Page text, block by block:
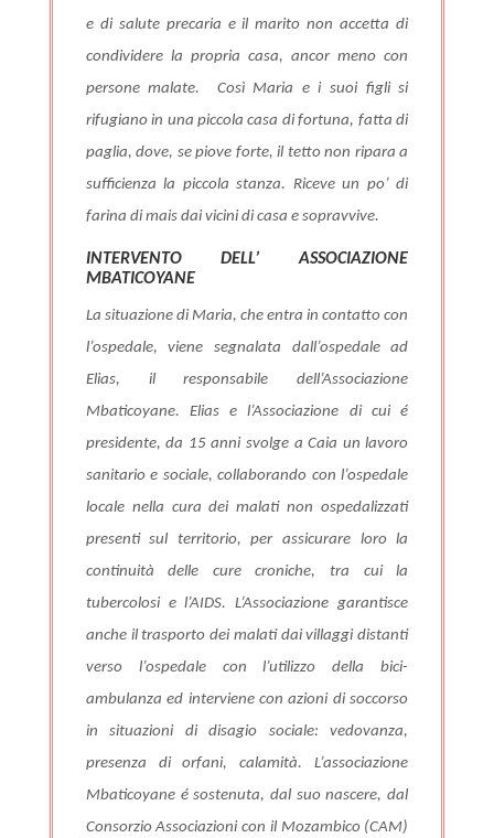
e di salute precaria e il marito non accetta di
condividere la propria casa, ancor meno con
persone malate. Così Maria e i suoi figli si
rifugiano in una piccola casa di fortuna, fatta di
paglia, dove, se piove forte, il tetto non ripara a
sufficienza la piccola stanza. Riceve un po’ di
farina di mais dai vicini di casa e sopravvive.
INTERVENTO DELL’ ASSOCIAZIONE
MBATICOYANE
La situazione di Maria, che entra in contatto con
l’ospedale, viene segnalata dall’ospedale ad
Elias, il responsabile dell’Associazione
Mbaticoyane.Elias e l’Associazione di cui é
presidente, da 15 anni svolge a Caia un lavoro
sanitario e sociale, collaborando con l’ospedale
locale nella cura dei malati non ospedalizzati
presenti sul territorio, per assicurare loro la
continuità delle cure croniche, tra cui la
tubercolosi e l’AIDS.L’Associazione garantisce
anche il trasporto dei malati dai villaggi distanti
verso l’ospedale con l’utilizzo della bici-
ambulanza ed interviene con azioni di soccorso
in situazioni di disagio sociale:vedovanza,
presenza di orfani, calamità.L’associazione
Mbaticoyane é sostenuta, dal suo nascere, dal
Consorzio Associazioni con il Mozambico (CAM)